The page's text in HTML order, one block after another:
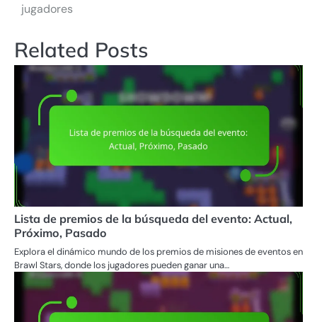
jugadores
Related Posts
Lista de premios de la búsqueda del evento: Actual,
Próximo, Pasado
Explora el dinámico mundo de los premios de misiones de eventos en
Brawl Stars, donde los jugadores pueden ganar una…